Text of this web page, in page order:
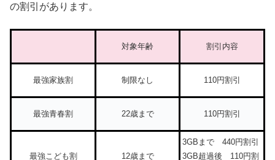
の割引があります。
対象年齢 割引内容
最強家族割 制限なし 110円割引
最強青春割 22歳まで 110円割引
最強こども割 12歳まで
3GBまで 440円割引
3GB超過後 110円割